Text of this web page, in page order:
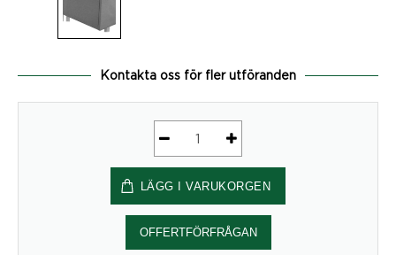
Kontakta oss för fler utföranden
Bordsskärm
Absorbent
Grå
1800*650
mängd
LÄGG I VARUKORGEN
OFFERTFÖRFRÅGAN